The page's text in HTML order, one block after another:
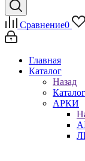
Сравнение0
Главная
Каталог
Назад
Каталог
АРКИ